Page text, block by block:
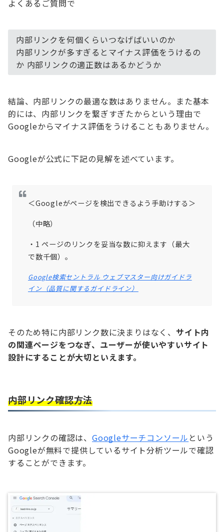
よくあるご質問で
内部リンクを何個くらいつなげばいいのか
内部リンクが多すぎるとマイナス評価をうけるの
か 内部リンクの適正数はあるかどうか
結論、内部リンクの最適な数はありません。 また基本
的には、内部リンクを繋ぎすぎたからという理由で
Googleからマイナス評価をうけることもありません。
Googleが公式に下記の見解を述べています。
＜Googleがページを検出できるよう手助けする＞
（中略）
・1 ページのリンクを妥当な数に抑えます（最大
で数千個）。
Google検索セントラル ウェブマスター向けガイドラ
イン（品質に関するガイドライン）
そのため特に内部リンク数に決まりはなく、 サイト内
の関連ページをつなぎ、ユーザーが使いやすいサイト
設計にすることが大切といえます。
内部リンク確認方法
内部リンクの確認は、 Googleサーチコンソール という
Googleが無料で提供しているサイト分析ツールで確認
することができます。